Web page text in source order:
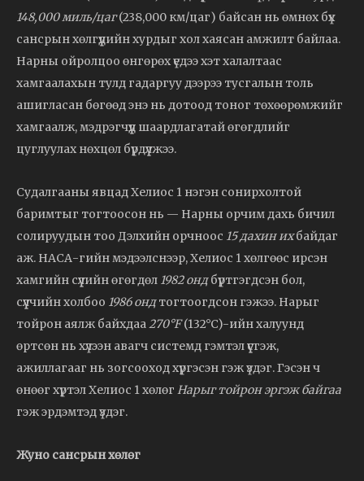
148,000 миль/цаг(238,000 км/цаг) байсан нь өмнөх бүх
сансрын хөлгүүдийн хурдыг хол хаясан амжилт байлаа.
Нарны ойролцоо өнгөрөх үедээ хэт халалтаас
хамгаалахын тулд гадаргуу дээрээ тусгалын толь
ашигласан бөгөөд энэ нь дотоод тоног төхөөрөмжийг
хамгаалж, мэдрэгчүүд шаардлагатай өгөгдлийг
цуглуулах нөхцөл бүрдүүлжээ.
Судалгааны явцад Хелиос 1 нэгэн сонирхолтой
баримтыг тогтоосон нь — Нарны орчим дахь бичил
солируудын тоо Дэлхийн орчноос 15 дахин ихбайдаг
аж. НАСА-гийн мэдээлснээр, Хелиос 1 хөлгөөс ирсэн
хамгийн сүүлийн өгөгдөл 1982 ондбүртгэгдсэн бол,
сүүлчийн холбоо 1986 ондтогтоогдсон гэжээ. Нарыг
тойрон аялж байхдаа 270°F(132°C)-ийн халуунд
өртсөн нь хүлээн авагч системд гэмтэл үүсгэж,
ажиллагааг нь зогсооход хүргэсэн гэж үздэг. Гэсэн ч
өнөөг хүртэл Хелиос 1 хөлөг Нарыг тойрон эргэж байгаа
гэж эрдэмтэд үздэг.
Жуно сансрын хөлөг